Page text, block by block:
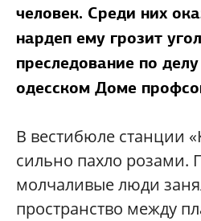
человек. Среди них
нардеп ему грозит
преследование по
одесском Доме
В вестибюле станции
сильно пахло розами.
молчаливые люди
пространство между